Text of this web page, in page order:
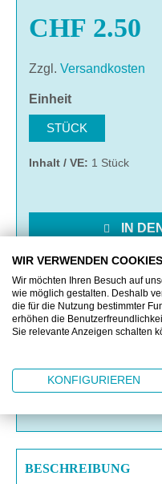
CHF 2.50
Zzgl. Versandkosten
Einheitauswählen
STÜCK
Inhalt / VE: 1 Stück
IN
OFFERTE
BESCHREIBUNG
WIR VERWENDEN COOKIES
Wir möchten Ihren Besuch auf
wie möglich gestalten. Deshalb
die für die Nutzung bestimmter
erhöhen die
Sie relevante Anzeigen schalten
KONFIGURIEREN